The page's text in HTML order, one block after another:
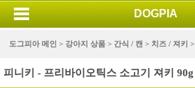
DOGPIA
도그피아 메인 > 강아지 상품 > 간식 / 캔 > 치즈 / 져키 >
피니키 - 프리바이오틱스 소고기 져키 90g